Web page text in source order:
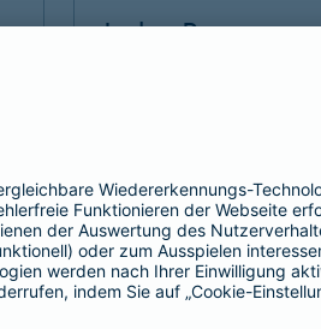
Index Protect
Vorteilen einer
und Renditechancen.
wählbare
attraktive